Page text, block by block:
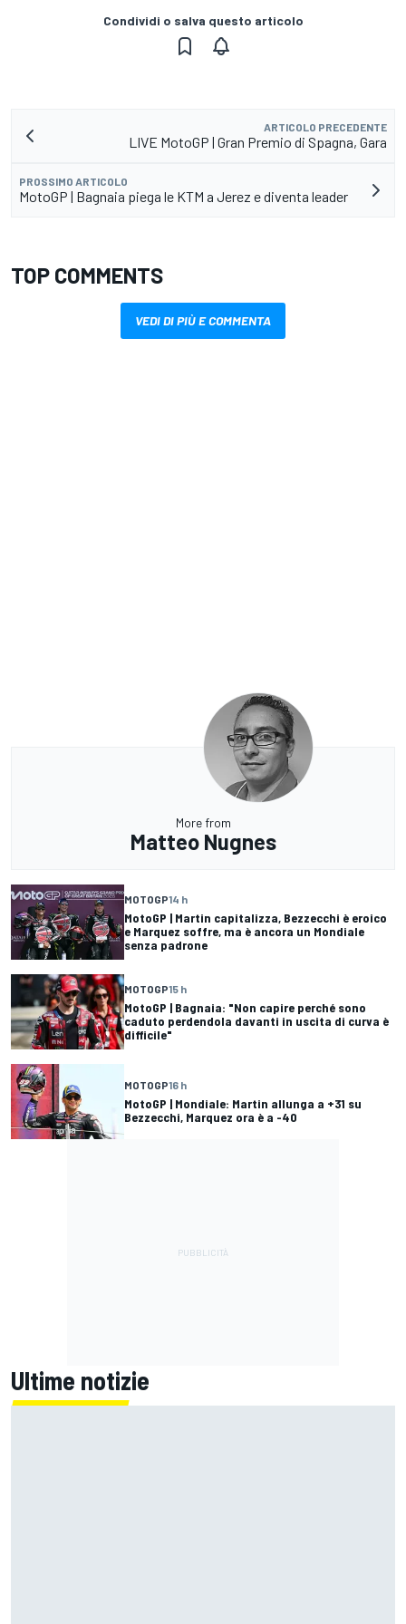
Condividi o salva questo articolo
ARTICOLO PRECEDENTE
LIVE MotoGP | Gran Premio di Spagna, Gara
PROSSIMO ARTICOLO
MotoGP | Bagnaia piega le KTM a Jerez e diventa leader
TOP COMMENTS
VEDI DI PIÙ E COMMENTA
More from
Matteo Nugnes
MOTOGP14 h
MotoGP | Martin capitalizza, Bezzecchi è eroico
e Marquez soffre, ma è ancora un Mondiale
senza padrone
MOTOGP15 h
MotoGP | Bagnaia: "Non capire perché sono
caduto perdendola davanti in uscita di curva è
difficile"
MOTOGP16 h
MotoGP | Mondiale: Martin allunga a +31 su
Bezzecchi, Marquez ora è a -40
Ultime notizie